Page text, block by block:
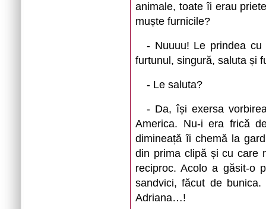
animale, toate îi erau
muște furnicile?
- Nuuuu! Le prindea
furtunul, singură, saluta și
- Le saluta?
- Da, își exersa
America. Nu-i era frică
dimineață îi chemă la
din prima clipă și cu care
reciproc. Acolo a găsit-o
sandvici, făcut de
Adriana…!